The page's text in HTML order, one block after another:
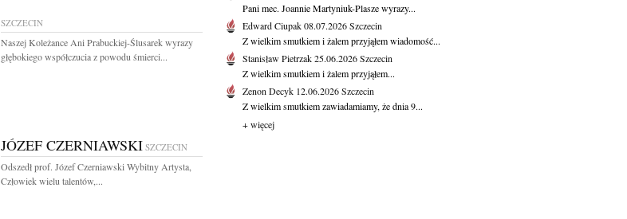
SZCZECIN
Naszej Koleżance Ani Prabuckiej-Ślusarek wyrazy
głębokiego współczucia z powodu śmierci...
JÓZEF CZERNIAWSKI SZCZECIN
Odszedł prof. Józef Czerniawski Wybitny Artysta,
Człowiek wielu talentów,...
Pani mec. Joannie Martyniuk-Plasze wyrazy...
Edward Ciupak08.07.2026Szczecin
Z wielkim smutkiem i żalem przyjąłem wiadomość...
Stanisław Pietrzak25.06.2026Szczecin
Z wielkim smutkiem i żalem przyjąłem...
Zenon Decyk 12.06.2026Szczecin
Z wielkim smutkiem zawiadamiamy, że dnia 9...
+ więcej